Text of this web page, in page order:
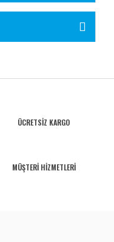
ÜCRETSİZ KARGO
MÜŞTERİ HİZMETLERİ